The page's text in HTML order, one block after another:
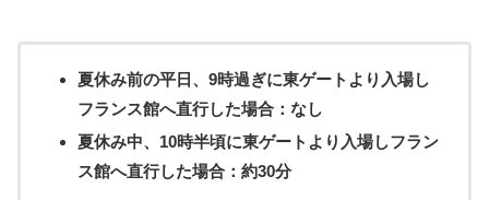
夏休み前の平日、 9時過ぎに東ゲートより入場し
フランス館へ直行した場合：なし
夏休み中、10時半頃に東ゲートより入場しフラン
ス館へ直行した場合：約30分